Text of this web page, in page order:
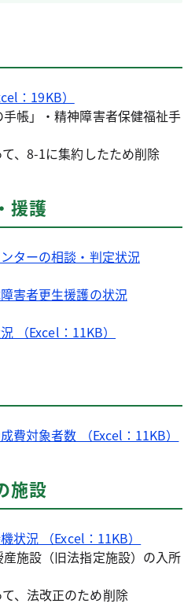
：19KB）
帳」・精神障害者保健福祉手
、8-1に集約したため削除
援護
ターの相談・判定状況
害者更生援護の状況
（Excel：11KB）
費対象者数 （Excel：11KB）
施設
状況 （Excel：11KB）
施設（旧法指定施設）の入所
、法改正のため削除